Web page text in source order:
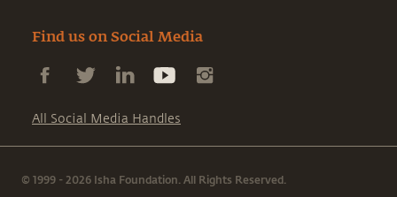
Find us on Social Media
All Social Media Handles
© 1999 - 2026 Isha Foundation. All Rights Reserved.